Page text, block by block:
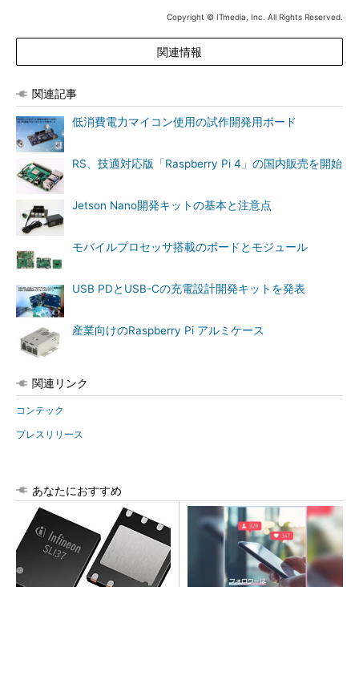
Copyright © ITmedia, Inc. All Rights Reserved.
関連情報
関連記事
低消費電力マイコン使用の試作開発用ボード
RS、技適対応版「Raspberry Pi 4」の国内販売を開始
Jetson Nano開発キットの基本と注意点
モバイルプロセッサ搭載のボードとモジュール
USB PDとUSB-Cの充電設計開発キットを発表
産業向けのRaspberry Pi アルミケース
関連リンク
コンテック
プレスリリース
あなたにおすすめ